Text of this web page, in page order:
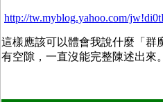
http://tw.myblog.yahoo.com/
這樣應該可以體會我說什麼「群
有空隙，一直沒能完整陳述出來。